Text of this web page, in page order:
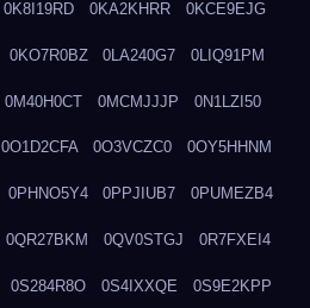
0K8I19RD 0KA2KHRR 0KCE9EJG
0KO7R0BZ 0LA240G7 0LIQ91PM
0M40H0CT 0MCMJJJP 0N1LZI50
0O1D2CFA 0O3VCZC0 0OY5HHNM
0PHNO5Y4 0PPJIUB7 0PUMEZB4
0QR27BKM 0QV0STGJ 0R7FXEI4
0S284R8O 0S4IXXQE 0S9E2KPP